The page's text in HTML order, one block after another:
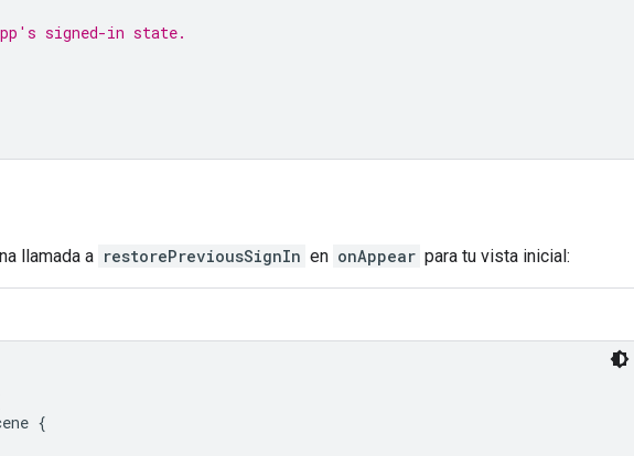
signed-in state.
llamada a restorePreviousSignIn en onAppear para tu vista inicial:
{